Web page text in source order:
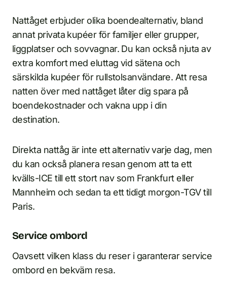
Nattåget erbjuder olika boendealternativ, bland
annat privata kupéer för familjer eller grupper,
liggplatser och sovvagnar. Du kan också njuta av
extra komfort med eluttag vid sätena och
särskilda kupéer för rullstolsanvändare. Att resa
natten över med nattåget låter dig spara på
boendekostnader och vakna upp i din
destination.
Direkta nattåg är inte ett alternativ varje dag, men
du kan också planera resan genom att ta ett
kvälls-ICE till ett stort nav som Frankfurt eller
Mannheim och sedan ta ett tidigt morgon-TGV till
Paris.
Service ombord
Oavsett vilken klass du reser i garanterar service
ombord en bekväm resa.